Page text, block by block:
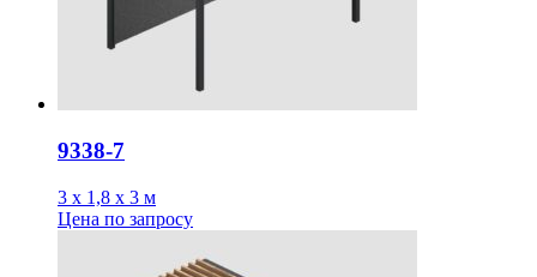
9338-7
3 х 1,8 х 3 м
Цена по запросу